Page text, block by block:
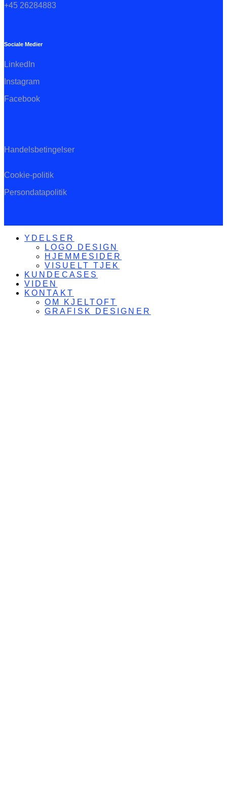
+45 26284883
Sociale Medier
LinkedIn
Instagram
Facebook
Handelsbetingelser
Cookie-politik
Persondatapolitik
YDELSER
LOGO DESIGN
HJEMMESIDER
VISUELT TJEK
KUNDECASES
VIDEN
KONTAKT
OM KJELTOFT
GRAFISK DESIGNER